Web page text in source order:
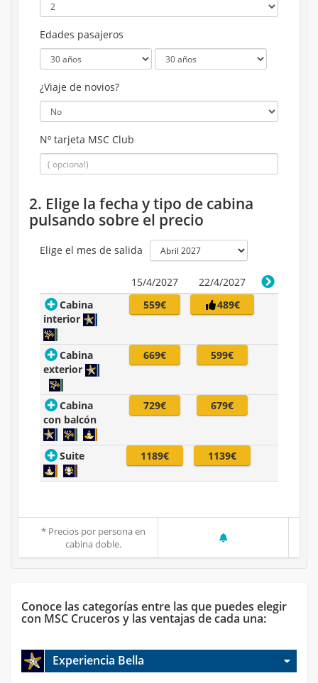
Edades pasajeros
¿Viaje de novios?
Nº tarjeta MSC Club
2. Elige la fecha y tipo de cabina
pulsando sobre el precio
Elige el mes de salida
15/4/2027
22/4/2027
Cabina
interior
559€ 489€
Cabina
exterior
669€ 599€
Cabina
con balcón
729€ 679€
Suite 1189€ 1139€
* Precios por persona en
cabina doble.
Conoce las categorías entre las que puedes elegir
con MSC Cruceros y las ventajas de cada una:
Experiencia Bella